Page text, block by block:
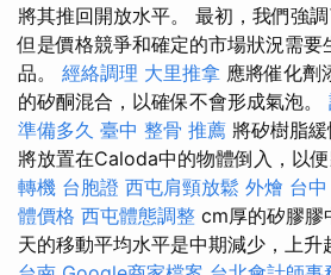
將其推回開放水平。 最初，我們強
但是價格競爭和確定的市場狀況需要
品。 經絡調理 大里推拿 應將催化劑
的矽酮混合，以確保不會形成氣泡。
準備多久 臺中 整骨 推薦 將矽樹脂
將放置在Caloda中的物體倒入，以
轉機 台胞證 西屯肩頸放鬆 外燴 台中
體價格 西屯體態調整 cm厚的矽膠膠
天的移動平均水平是中期減少，上升